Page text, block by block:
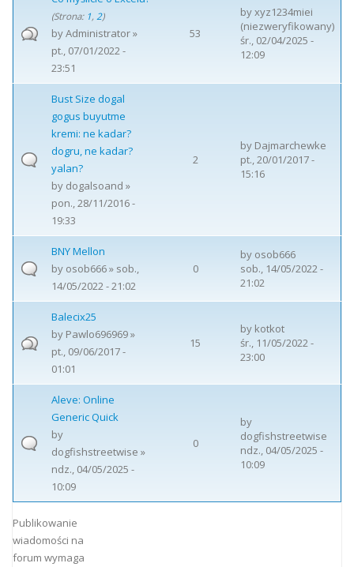
(Strona: 1, 2)
byAdministrator»
pt., 07/01/2022 -
23:51
53
byxyz1234miei
(niezweryfikowany)
śr., 02/04/2025 -
12:09
Bust Size dogal
gogus buyutme
kremi: ne kadar?
dogru, ne kadar?
yalan?
by dogalsoand »
pon., 28/11/2016 -
19:33
2
by Dajmarchewke
pt., 20/01/2017 -
15:16
BNY Mellon
by osob666» sob.,
14/05/2022 - 21:02
0
by osob666
sob., 14/05/2022 -
21:02
Balecix25
by Pawlo696969»
pt., 09/06/2017 -
01:01
15
by kotkot
śr., 11/05/2022 -
23:00
Aleve: Online
Generic Quick
by
dogfishstreetwise »
ndz., 04/05/2025 -
10:09
0
by
dogfishstreetwise
ndz., 04/05/2025 -
10:09
Publikowanie
wiadomości na
forum wymaga
Strony